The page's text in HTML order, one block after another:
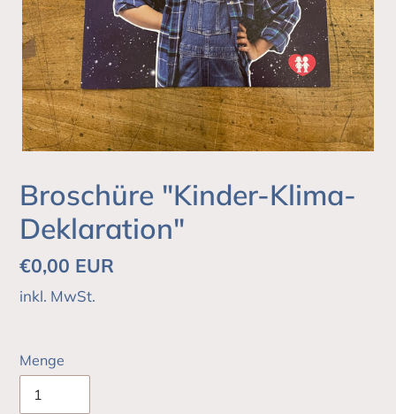
Broschüre "Kinder-Klima-
Deklaration"
Normaler
Preis
€0,00 EUR
inkl. MwSt.
Menge